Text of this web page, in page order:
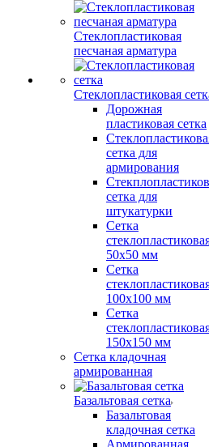
Стеклопластиковая
песчаная арматура
Стеклопластиковая
Дорожная
пластиковая сетка
сетка для
армирования
сетка для
штукатурки
Сетка
50x50 мм
Сетка
100x100 мм
Сетка
150x150 мм
Сетка кладочная
армированная
Базальтовая сетка
Базальтовая
кладочная сетка
Армированная